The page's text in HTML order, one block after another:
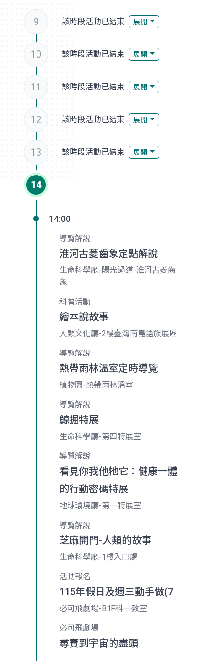
9 該時段活動已結束 展開
10 該時段活動已結束 展開
11 該時段活動已結束 展開
12 該時段活動已結束 展開
13 該時段活動已結束 展開
14
14:00
導覽解說
淮河古菱齒象定點解說
生命科學廳-陽光過道-淮河古菱齒
象
科普活動
繪本說故事
人類文化廳-2樓臺灣南島語族展區
導覽解說
熱帶雨林溫室定時導覽
植物園-熱帶雨林溫室
導覽解說
鯨掘特展
生命科學廳-第四特展室
導覽解說
看見你我他牠它：健康一體
的行動密碼特展
地球環境廳-第一特展室
導覽解說
芝麻開門-人類的故事
生命科學廳-1樓入口處
活動報名
115年假日及週三動手做(7
必可飛劇場-B1F科一教室
必可飛劇場
尋寶到宇宙的盡頭